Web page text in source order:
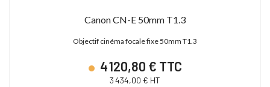
Canon CN-E 50mm T1.3
Objectif cinéma focale fixe 50mm T1.3
4 120,80 € TTC
3 434,00 € HT